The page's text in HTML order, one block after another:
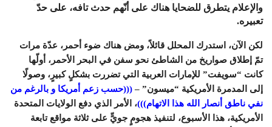
والإعلام يتطرق للضحايا هناك على أنّهم حدث تافه، على حدّ
تعبيره.
لكن الآن، استدرك المحلل قائلاً، ومض هناك ضوء أحمر، عدّة مرات
تمّ إطلاق صواريخ من الشاطئ نحو سفن في البحر الأحمر، أولّها
كانت “سويفت” للإمارات العربية التي تضررت بشكلٍ كبيرٍ، وصولًا
إلى المدمرة الأمريكية “ميسون” –(((حسب زعم أمريكا و بالرغم من
نفي ناطق أنصار الله هذا الاتهام)))، الأمر الذي دفع الولايات المتحدة
الأمريكية، هذا الأسبوع، لتنفيذ هجومٍ جويٍّ على ثلاثة مواقع تابعة